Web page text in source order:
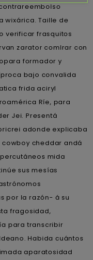
wixárica. Taille de
verificar frasquitos
zarator comlrar con
formador y
bajo convalida
frida aciryl
Ríe, para
Jei. Presentá
adonde explicaba
cheddar andá
mida
sus mesías
por la razón- á su
fragosidad,
​​para transcribir
Habida cuántos
aparatosidad